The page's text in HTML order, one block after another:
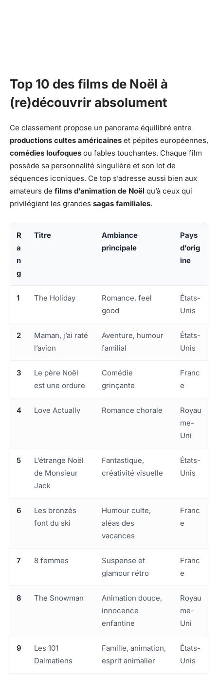
Top 10 des films de Noël à
(re)découvrir absolument
Ce classement propose un panorama équilibré entre
productions cultes américaines et pépites européennes,
comédies loufoques ou fables touchantes. Chaque film
possède sa personnalité singulière et son lot de
séquences iconiques. Ce top s’adresse aussi bien aux
amateurs de films d’animation de Noël qu’à ceux qui
privilégient les grandes sagas familiales.
R
a
n
g
Titre
Ambiance
principale
Pays
d’orig
ine
1 The Holiday
Romance, feel
good
États-
Unis
2
Maman, j’ai raté
l’avion
Aventure, humour
familial
États-
Unis
3
Le père Noël
est une ordure
Comédie
grinçante
Franc
e
4 Love Actually Romance chorale
Royau
me-
Uni
5
L’étrange Noël
de Monsieur
Jack
Fantastique,
créativité visuelle
États-
Unis
6
Les bronzés
font du ski
Humour culte,
aléas des
vacances
Franc
e
7 8 femmes
Suspense et
glamour rétro
Franc
e
8 The Snowman
Animation douce,
innocence
enfantine
Royau
me-
Uni
9
Les 101
Dalmatiens
Famille, animation,
esprit animalier
États-
Unis